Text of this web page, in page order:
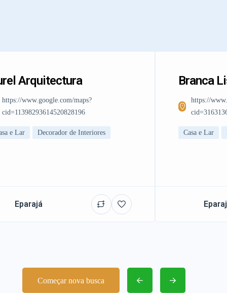
Arquitectura
https://www.google.com/maps?
cid=11398293614520828196
e Lar Decorador de Interiores
Eparajá
Branca
https://
Casa e Lar
Começar nova busca